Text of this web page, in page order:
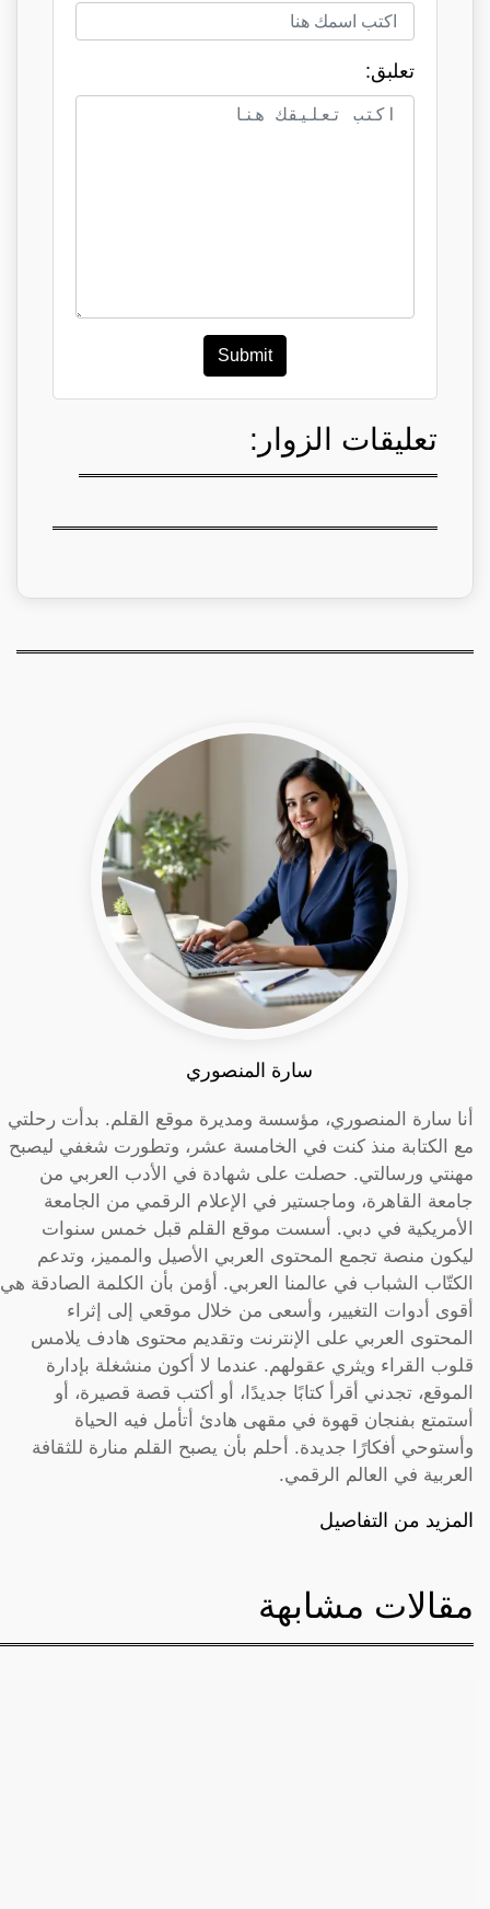
تعلبق:
Submit
تعليقات الزوار:
سارة المنصوري
أنا سارة المنصوري، مؤسسة ومديرة موقع القلم. بدأت رحلتي
مع الكتابة منذ كنت في الخامسة عشر، وتطورت شغفي ليصبح
مهنتي ورسالتي. حصلت على شهادة في الأدب العربي من
جامعة القاهرة، وماجستير في الإعلام الرقمي من الجامعة
الأمريكية في دبي. أسست موقع القلم قبل خمس سنوات
ليكون منصة تجمع المحتوى العربي الأصيل والمميز، وتدعم
الكتّاب الشباب في عالمنا العربي. أؤمن بأن الكلمة الصادقة هي
أقوى أدوات التغيير، وأسعى من خلال موقعي إلى إثراء
المحتوى العربي على الإنترنت وتقديم محتوى هادف يلامس
قلوب القراء ويثري عقولهم. عندما لا أكون منشغلة بإدارة
الموقع، تجدني أقرأ كتابًا جديدًا، أو أكتب قصة قصيرة، أو
أستمتع بفنجان قهوة في مقهى هادئ أتأمل فيه الحياة
وأستوحي أفكارًا جديدة. أحلم بأن يصبح القلم منارة للثقافة
العربية في العالم الرقمي.
المزيد من التفاصيل
مقالات مشابهة